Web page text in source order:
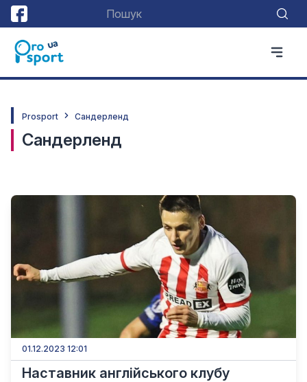
Prosport Сандерленд
Сандерленд
01.12.2023 12:01
Наставник англійського клубу